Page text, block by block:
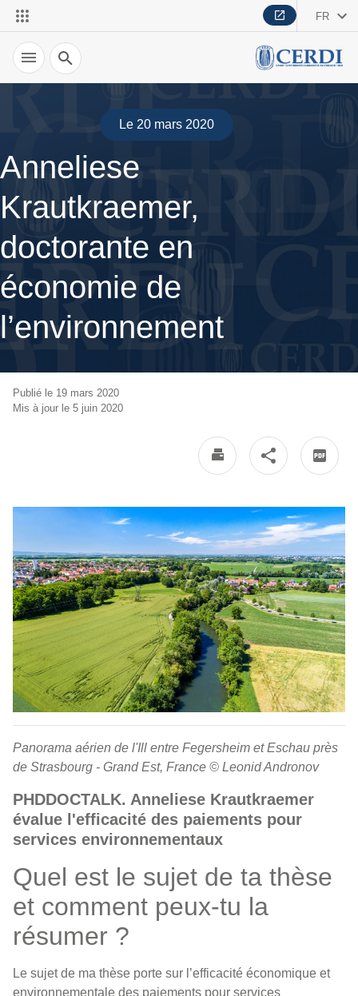
FR
Recherche
Le 20 mars 2020
Anneliese
Krautkraemer,
doctorante en
économie de
l’environnement
Publié le 19 mars 2020
Mis à jour le 5 juin 2020
Panorama aérien de l'Ill entre Fegersheim et Eschau près
de Strasbourg - Grand Est, France © Leonid Andronov
PHDDOCTALK. Anneliese Krautkraemer
évalue l'efficacité des paiements pour
services environnementaux
Quel est le sujet de ta thèse
et comment peux-tu la
résumer ?
Le sujet de ma thèse porte sur l’efficacité économique et
environnementale des paiements pour services